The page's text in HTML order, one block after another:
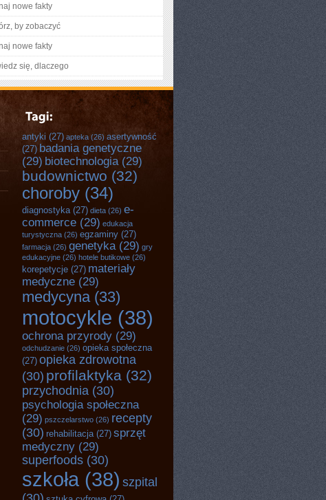
nowe fakty
by zobaczyć
nowe fakty
się, dlaczego
antyki (27) apteka (26) asertywność
(27) badania genetyczne
(29) biotechnologia (29)
budownictwo (32)
choroby (34)
diagnostyka(27) dieta (26) e-
commerce (29) edukacja
turystyczna (26) egzaminy (27)
farmacja (26) genetyka (29) gry
edukacyjne (26) hotele butikowe (26)
korepetycje (27) materiały
medyczne (29)
medycyna(33)
motocykle (38)
ochrona przyrody (29)
odchudzanie (26) opieka społeczna
(27) opieka zdrowotna
(30) profilaktyka (32)
przychodnia (30)
psychologia społeczna
(29) pszczelarstwo (26) recepty
(30) rehabilitacja(27) sprzęt
medyczny (29)
superfoods (30)
szkoła (38) szpital